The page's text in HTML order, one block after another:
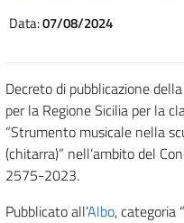
Data:07/08/2024
Decreto di pubblicazione
per la Regione Sicilia per la
“Strumento musicale nella
(chitarra)” nell’ambito del
2575-2023.
Pubblicato all’Albo, categoria